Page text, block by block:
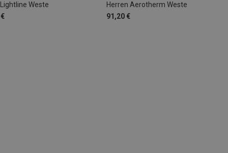
Weste
Herren Aerotherm Weste
91,20 €